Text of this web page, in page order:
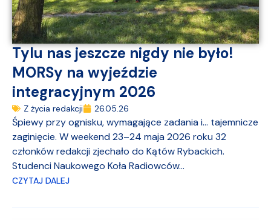
Tylu nas jeszcze nigdy nie było!
MORSy na wyjeździe
integracyjnym 2026
Z życia redakcji 26.05.26
Śpiewy przy ognisku, wymagające zadania i… tajemnicze
zaginięcie. W weekend 23–24 maja 2026 roku 32
członków redakcji zjechało do Kątów Rybackich.
Studenci Naukowego Koła Radiowców...
CZYTAJ DALEJ